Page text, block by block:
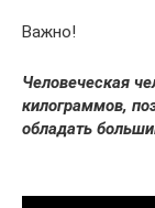
Важно!
Человеческая
килограммов,
обладать